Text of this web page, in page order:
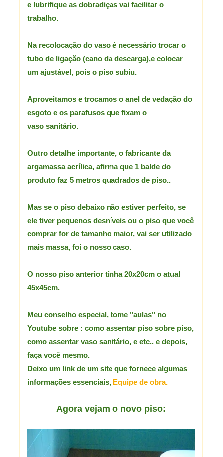
e lubrifique as dobradiças vai facilitar o
trabalho.
Na recolocação do vaso é necessário trocar o
tubo de ligação (cano da descarga),e colocar
um ajustável, pois o piso subiu.
Aproveitamos e trocamos o anel de vedação do
esgoto e os parafusos que fixam o
vaso sanitário.
Outro detalhe importante, o fabricante da
argamassa acrílica, afirma que 1 balde do
produto faz 5 metros quadrados de piso..
Mas se o piso debaixo não estiver perfeito, se
ele tiver pequenos desníveis ou o piso que você
comprar for de tamanho maior, vai ser utilizado
mais massa, foi o nosso caso.
O nosso piso anterior tinha 20x20cm o atual
45x45cm.
Meu conselho especial, tome "aulas" no
Youtube sobre : como assentar piso sobre piso,
como assentar vaso sanitário, e etc.. e depois,
faça você mesmo.
Deixo um link de um site que fornece algumas
informações essenciais, Equipe de obra.
Agora vejam o novo piso: